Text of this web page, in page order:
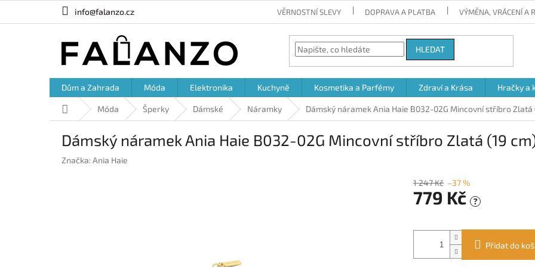
info@falanzo.cz VĚRNOSTNÍ SLEVY DOPRAVA A PLATBA VÝMĚNA, VRÁCENÍ A
HLEDAT
Dům a Zahrada Móda Elektronika Kuchyně Kosmetika a Parfémy Zdraví a Krása Hračky a
Domů Móda Šperky Dámské Náramky Dámský náramek Ania Haie B032-02G Mincovní stříbro Zlatá
Dámský náramek Ania Haie B032-02G Mincovní stříbro Zlatá (19
Značka:Ania Haie
1 247 Kč –37 %
779 Kč ?
cena:
Přidat do